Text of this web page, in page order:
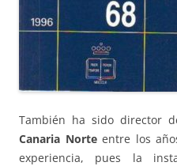
También ha sido director
Canaria Norteentre los
experiencia, pues la